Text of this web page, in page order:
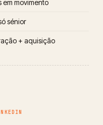
em movimento
sénior
+ aquisição